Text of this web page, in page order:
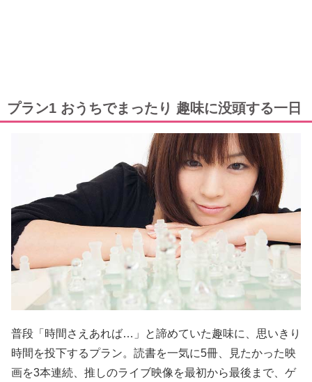
プラン1 おうちでまったり 趣味に没頭する一日
普段「時間さえあれば…」と諦めていた趣味に、思いきり
時間を投下するプラン。読書を一気に5冊、見たかった映
画を3本連続、推しのライブ映像を最初から最後まで、ゲ